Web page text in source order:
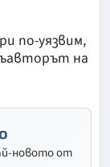
по-уязвим,
на
новото от